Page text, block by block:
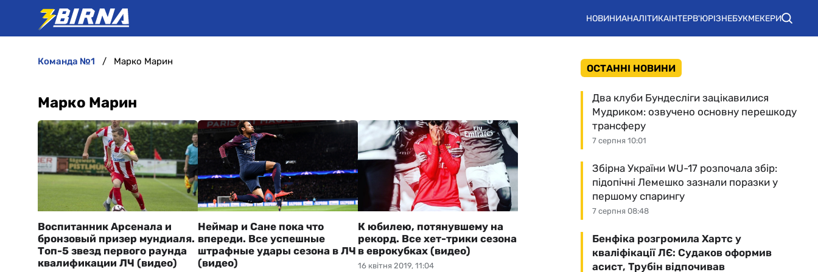
НОВИНИАНАЛІТИКАІНТЕРВ'ЮРІЗНЕБУКМЕКЕРИ
команда №1 Марко Марин
Марко Марин
Воспитанник Арсенала и
бронзовый призер мундиаля.
Топ-5 звезд первого раунда
квалификации ЛЧ (видео)
Неймар и Сане пока что
впереди. Все успешные
штрафные удары сезона в ЛЧ
(видео)
16 квітня 2019, 11:04
К юбилею, потянувшему на
рекорд. Все хет-трики сезона
в еврокубках (видео)
ОСТАННІ НОВИНИ
7 серпня 10:01
Два клуби Бундесліги зацікавилися
Мудриком: озвучено основну перешкоду
трансферу
7 серпня 08:48
Збірна України WU-17 розпочала збір:
підопічні Лемешко зазнали поразки у
першому спарингу
Бенфіка розгромила Хартс у
кваліфікації ЛЄ: Судаков оформив
асист, Трубін відпочивав